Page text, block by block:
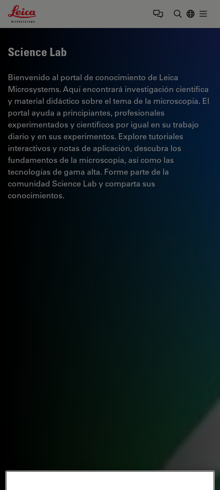
Leica Microsystems Logo
Science Lab
Bienvenido al portal de conocimiento de Leica
Microsystems. Aquí encontrará investigación científica
y material didáctico sobre el tema de la microscopía. El
portal ayuda a principiantes, profesionales
experimentados y científicos por igual en su trabajo
diario y en sus experimentos. Explore tutoriales
interactivos y notas de aplicación, descubra los
fundamentos de la microscopía, así como las
tecnologías de gama alta. Forme parte de la
comunidad Science Lab y comparta sus
conocimientos.